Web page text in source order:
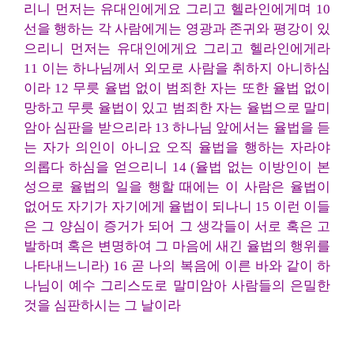
리니 먼저는 유대인에게요 그리고 헬라인에게며 10
선을 행하는 각 사람에게는 영광과 존귀와 평강이 있
으리니 먼저는 유대인에게요 그리고 헬라인에게라
11 이는 하나님께서 외모로 사람을 취하지 아니하심
이라 12 무릇 율법 없이 범죄한 자는 또한 율법 없이
망하고 무릇 율법이 있고 범죄한 자는 율법으로 말미
암아 심판을 받으리라 13 하나님 앞에서는 율법을 듣
는 자가 의인이 아니요 오직 율법을 행하는 자라야
의롭다 하심을 얻으리니 14 (율법 없는 이방인이 본
성으로 율법의 일을 행할 때에는 이 사람은 율법이
없어도 자기가 자기에게 율법이 되나니 15 이런 이들
은 그 양심이 증거가 되어 그 생각들이 서로 혹은 고
발하며 혹은 변명하여 그 마음에 새긴 율법의 행위를
나타내느니라) 16 곧 나의 복음에 이른 바와 같이 하
나님이 예수 그리스도로 말미암아 사람들의 은밀한
것을 심판하시는 그 날이라